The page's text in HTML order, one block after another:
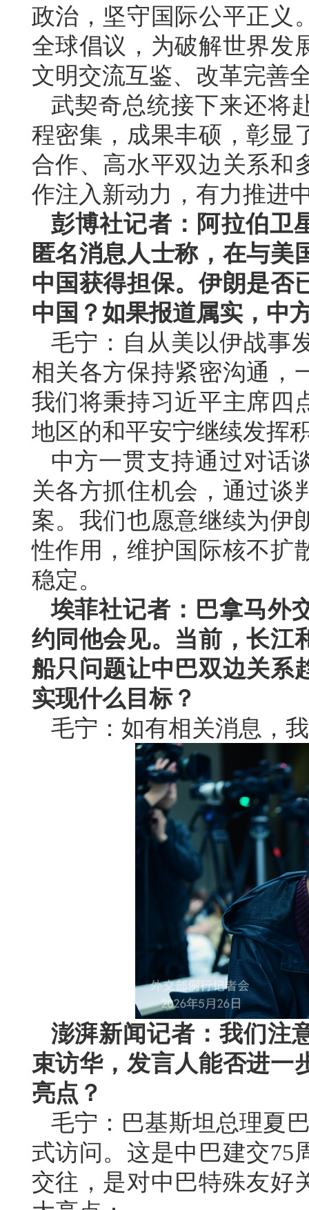
政治，坚守国际公平正义
全球倡议，为破解世界发
文明交流互鉴、改革完善
武契奇总统接下来还将
程密集，成果丰硕，彰显
合作、高水平双边关系和
作注入新动力，有力推进
彭博社记者：阿拉伯卫
匿名消息人士称，在与美
中国获得担保。伊朗是否
中国？如果报道属实，中
毛宁：自从美以伊战事
相关各方保持紧密沟通，
我们将秉持习近平主席四
地区的和平安宁继续发挥
中方一贯支持通过对话
关各方抓住机会，通过谈
案。我们也愿意继续为伊
性作用，维护国际核不扩
稳定。
埃菲社记者：巴拿马外
约同他会见。当前，长江
船只问题让中巴双边关系
实现什么目标？
毛宁：如有相关消息，
澎湃新闻记者：我们注
束访华，发言人能否进一
亮点？
毛宁：巴基斯坦总理夏
式访问。这是中巴建交75
交往，是对中巴特殊友好